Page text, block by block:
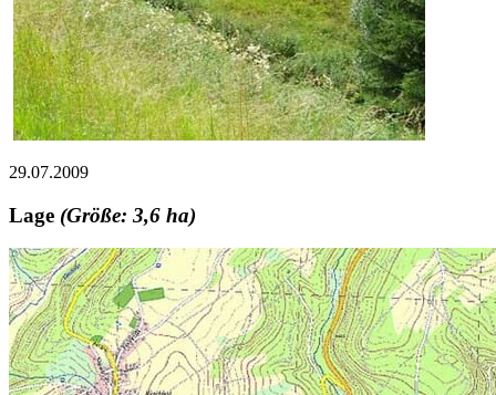
29.07.2009
Lage (Größe: 3,6 ha)